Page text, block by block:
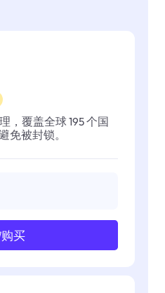
，覆盖全球 195 个国
免被封锁。
购买